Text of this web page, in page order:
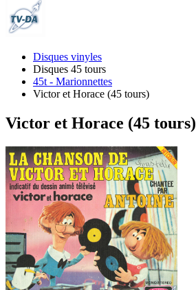
Disques vinyles
Disques 45 tours
45t - Marionnettes
Victor et Horace (45 tours)
Victor et Horace (45 tours)